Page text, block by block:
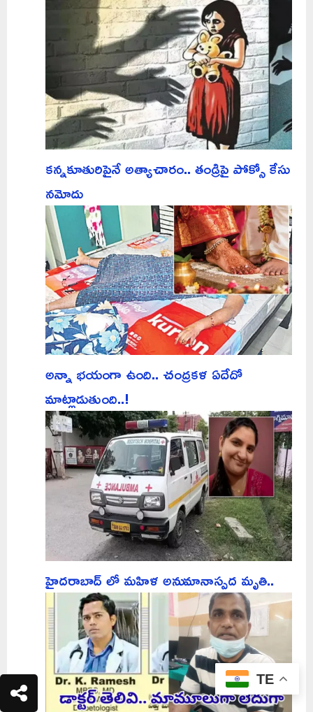
కన్నకూతురిపైనే అత్యాచారం.. తండ్రిపై పోక్సో కేసు
నమోదు
అన్నా భయంగా ఉంది.. చంద్రకళ ఏదేదో
మాట్లాడుతుంది..!
హైదరాబాద్ లో మహిళ అనుమానాస్పద మృతి..
TE